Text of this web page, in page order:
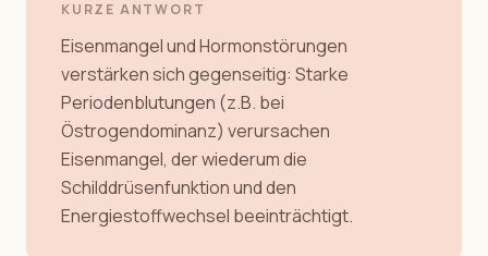
KURZE ANTWORT
Eisenmangel und Hormonstörungen
verstärken sich gegenseitig: Starke
Periodenblutungen (z.B. bei
Östrogendominanz) verursachen
Eisenmangel, der wiederum die
Schilddrüsenfunktion und den
Energiestoffwechsel beeinträchtigt.